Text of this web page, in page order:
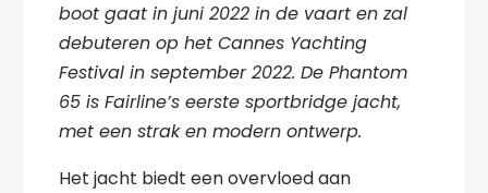
boot gaat in juni 2022 in de vaart en zal
debuteren op het Cannes Yachting
Festival in september 2022. De Phantom
65 is Fairline’s eerste sportbridge jacht,
met een strak en modern ontwerp.
Het jacht biedt een overvloed aan